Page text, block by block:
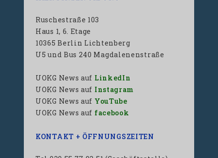
Ruschestraße 103
Haus 1, 6. Etage
10365 Berlin Lichtenberg
U5 und Bus 240 Magdalenenstraße
UOKG News auf LinkedIn
UOKG News auf Instagram
UOKG News auf YouTube
UOKG News auf facebook
KONTAKT + ÖFFNUNGSZEITEN